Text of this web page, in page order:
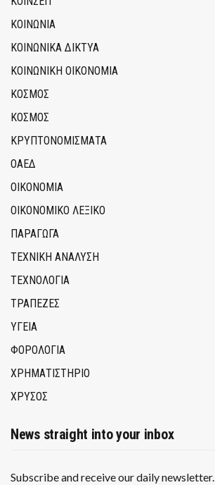
ΚΟΙΝΩΝΙΑ
ΚΟΙΝΩΝΙΚΆ ΔΊΚΤΥΑ
ΚΟΙΝΩΝΙΚΉ ΟΙΚΟΝΟΜΊΑ
ΚΟΣΜΟΣ
ΚΟΣΜΟΣ
ΚΡΥΠΤΟΝΟΜΊΣΜΑΤΑ
ΟΑΕΔ
ΟΙΚΟΝΟΜΙΑ
ΟΙΚΟΝΟΜΙΚΟ ΛΕΞΙΚΟ
ΠΑΡΑΓΩΓΑ
ΤΕΧΝΙΚΗ ΑΝΑΛΥΣΗ
ΤΕΧΝΟΛΟΓΙΑ
ΤΡΆΠΕΖΕΣ
ΥΓΕΙΑ
ΦΟΡΟΛΟΓΙΑ
ΧΡΗΜΑΤΙΣΤΗΡΙΟ
ΧΡΥΣΟΣ
News straight into your inbox
Subscribe and receive our daily newsletter.